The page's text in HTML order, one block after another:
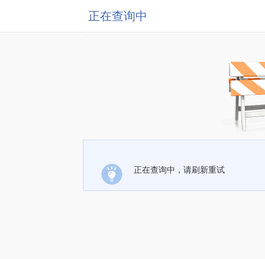
正在查询中
正在查询中，请刷新重试